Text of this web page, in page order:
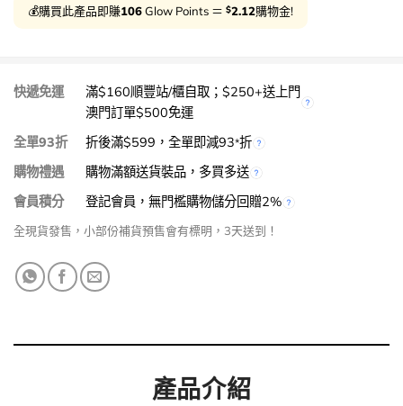
💰購買此產品即賺106Glow Points ＝ $2.12購物金!
快遞免運
滿$160順豐站/櫃自取；$250+送上門
澳門訂單$500免運
全單93折
折後滿$599，全單即減93*折
購物禮遇
購物滿額送貨裝品，多買多送
會員積分
登記會員，無門檻購物儲分回贈2%
全現貨發售，小部份補貨預售會有標明，3天送到！
產品介紹